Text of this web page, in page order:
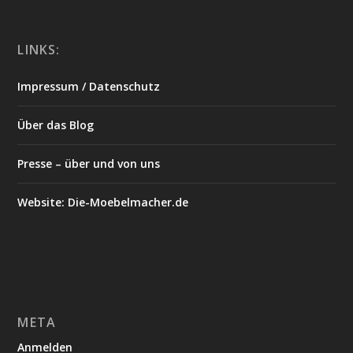
LINKS:
Impressum / Datenschutz
Über das Blog
Presse – über und von uns
Website: Die-Moebelmacher.de
META
Anmelden